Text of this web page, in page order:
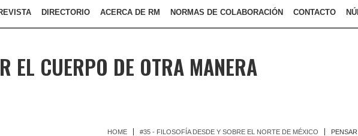
DIRECTORIO ACERCA DE RM NORMAS DE COLABORACIÓN CONTACTO
EL CUERPO DE OTRA MANERA
HOME #35 - FILOSOFÍA DESDE Y SOBRE EL NORTE DE MÉXICO